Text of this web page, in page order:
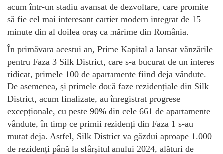
acum într-un stadiu avansat de dezvoltare, care promite
să fie cel mai interesant cartier modern integrat de 15
minute din al doilea oraș ca mărime din România.
În primăvara acestui an, Prime Kapital a lansat vânzările
pentru Faza 3 Silk District, care s-a bucurat de un interes
ridicat, primele 100 de apartamente fiind deja vândute.
De asemenea, și primele două faze rezidențiale din Silk
District, acum finalizate, au înregistrat progrese
excepționale, cu peste 90% din cele 661 de apartamente
vândute, în timp ce primii rezidenți din Faza 1 s-au
mutat deja. Astfel, Silk District va găzdui aproape 1.000
de rezidenți până la sfârșitul anului 2024, alături de